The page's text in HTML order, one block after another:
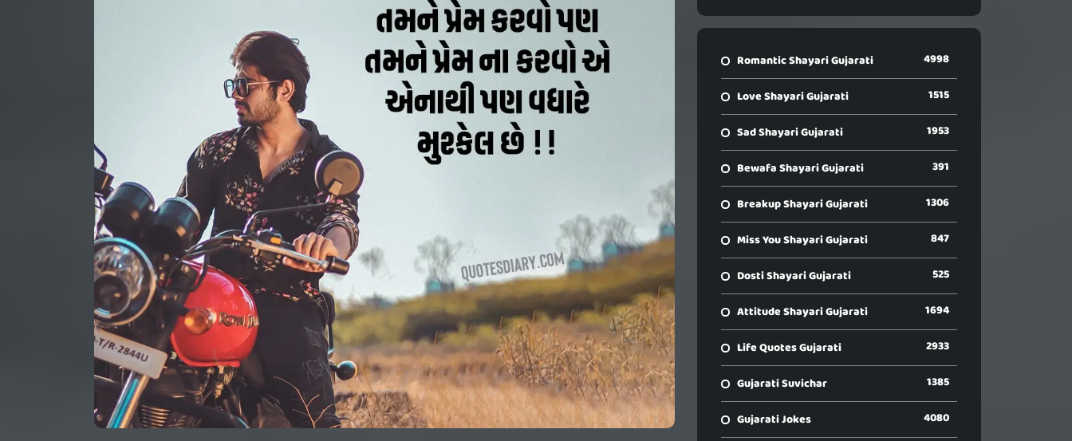
Romantic Shayari Gujarati 4998
Love Shayari Gujarati 1515
Sad Shayari Gujarati 1953
Bewafa Shayari Gujarati 391
Breakup Shayari Gujarati 1306
Miss You Shayari Gujarati 847
Dosti Shayari Gujarati 525
Attitude Shayari Gujarati 1694
Life Quotes Gujarati 2933
Gujarati Suvichar 1385
Gujarati Jokes 4080